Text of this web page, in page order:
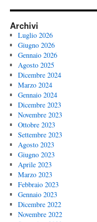
Archivi
Luglio 2026
Giugno 2026
Gennaio 2026
Agosto 2025
Dicembre 2024
Marzo 2024
Gennaio 2024
Dicembre 2023
Novembre 2023
Ottobre 2023
Settembre 2023
Agosto 2023
Giugno 2023
Aprile 2023
Marzo 2023
Febbraio 2023
Gennaio 2023
Dicembre 2022
Novembre 2022